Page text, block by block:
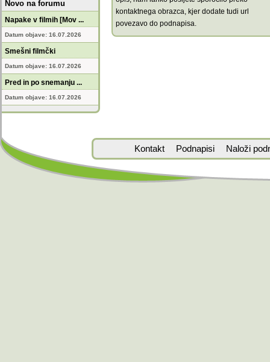
Novo na forumu
Napake v filmih [Mov ...
Datum objave: 16.07.2026
Smešni filmčki
Datum objave: 16.07.2026
Pred in po snemanju ...
Datum objave: 16.07.2026
kontaktnega obrazca, kjer dodate tudi url
povezavo do podnapisa.
Kontakt Podnapisi Naloži